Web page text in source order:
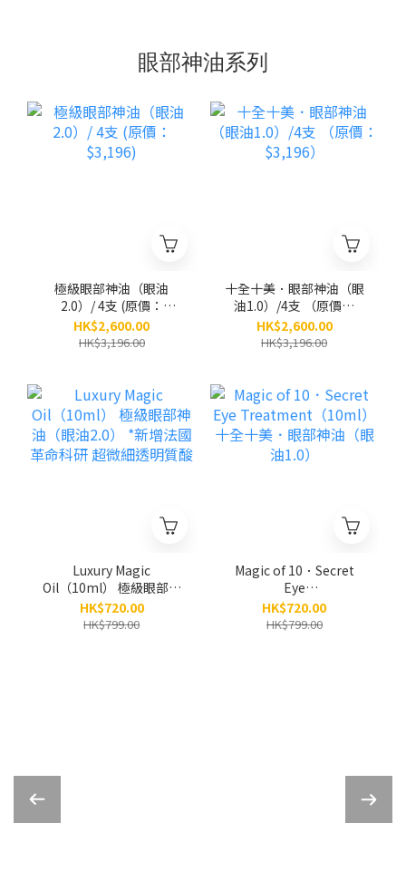
眼部神油系列
極級眼部神油（眼油
2.0）/ 4支 (原價：
$3,196)
HK$2,600.00
HK$3,196.00
十全十美．眼部神油（眼
油1.0）/4支 （原價：
$3,196）
HK$2,600.00
HK$3,196.00
Luxury Magic
Oil（10ml） 極級眼部神
油（眼油2.0） *新增法國
革命科研 超微細透明質
HK$720.00
HK$799.00
Magic of 10．Secret
Eye
Treatment（10ml） 十
全十美．眼部神油（眼油
HK$720.00
HK$799.00